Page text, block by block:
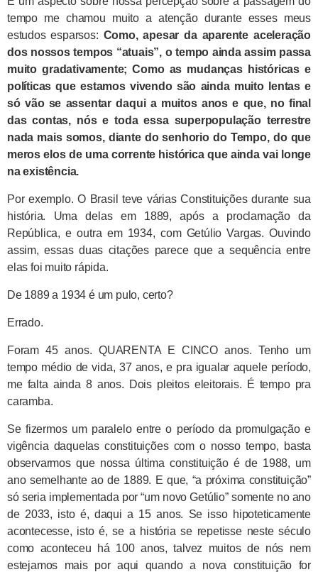
tempo me chamou muito a atenção durante esses meus
estudos esparsos: Como, apesar da aparente aceleração
dos nossos tempos “atuais”, o tempo ainda assim passa
muito gradativamente; Como as mudanças históricas e
políticas que estamos vivendo são ainda muito lentas e
só vão se assentar daqui a muitos anos e que, no final
das contas, nós e toda essa superpopulação terrestre
nada mais somos, diante do senhorio do Tempo, do que
meros elos de uma corrente histórica que ainda vai longe
na existência.
Por exemplo. O Brasil teve várias Constituições durante sua
história. Uma delas em 1889, após a proclamação da
República, e outra em 1934, com Getúlio Vargas. Ouvindo
assim, essas duas citações parece que a sequência entre
elas foi muito rápida.
De 1889 a 1934 é um pulo, certo?
Errado.
Foram 45 anos. QUARENTA E CINCO anos. Tenho um
tempo médio de vida, 37 anos, e pra igualar aquele período,
me falta ainda 8 anos. Dois pleitos eleitorais. É tempo pra
caramba.
Se fizermos um paralelo entre o período da promulgação e
vigência daquelas constituições com o nosso tempo, basta
observarmos que nossa última constituição é de 1988, um
ano semelhante ao de 1889. E que, “a próxima constituição”
só seria implementada por “um novo Getúlio” somente no ano
de 2033, isto é, daqui a 15 anos. Se isso hipoteticamente
acontecesse, isto é, se a história se repetisse neste século
como aconteceu há 100 anos, talvez muitos de nós nem
estejamos mais por aqui quando a nova constituição for